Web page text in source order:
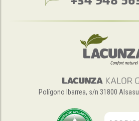
Polígono Ibarrea, s/n 31800